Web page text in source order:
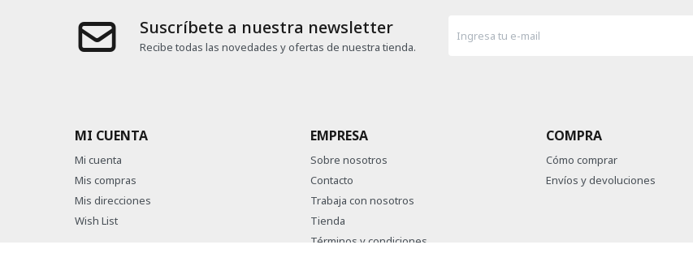
Suscríbete a nuestra newsletter
Recibe todas las novedades y ofertas de nuestra tienda.
MI CUENTA
Mi cuenta
Mis compras
Mis direcciones
Wish List
EMPRESA
Sobre nosotros
Contacto
Trabaja con nosotros
Tienda
Términos y condiciones
COMPRA
Cómo comprar
Envíos y devoluciones